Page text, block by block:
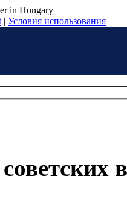
in Hungary
| Условия использования